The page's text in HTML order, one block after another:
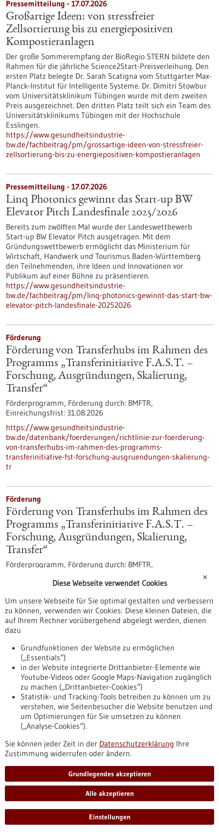
Pressemitteilung - 17.07.2026
Großartige Ideen: von stressfreier
Zellsortierung bis zu energiepositiven
Kompostieranlagen
Der große Sommerempfang der BioRegio STERN bildete den
Rahmen für die jährliche Science2Start-Preisverleihung. Den
ersten Platz belegte Dr. Sarah Scatigna vom Stuttgarter Max-
Planck-Institut für Intelligente Systeme. Dr. Dimitri Stowbur
vom Universitätsklinikum Tübingen wurde mit dem zweiten
Preis ausgezeichnet. Den dritten Platz teilt sich ein Team des
Universitätsklinikums Tübingen mit der Hochschule
Esslingen.
https://www.gesundheitsindustrie-
bw.de/fachbeitrag/pm/grossartige-ideen-von-stressfreier-
zellsortierung-bis-zu-energiepositiven-kompostieranlagen
Pressemitteilung - 17.07.2026
Linq Photonics gewinnt das Start-up BW
Elevator Pitch Landesfinale 2025/2026
Bereits zum zwölften Mal wurde der Landeswettbewerb
Start-up BW Elevator Pitch ausgetragen. Mit dem
Gründungswettbewerb ermöglicht das Ministerium für
Wirtschaft, Handwerk und Tourismus Baden-Württemberg
den Teilnehmenden, ihre Ideen und Innovationen vor
Publikum auf einer Bühne zu präsentieren.
https://www.gesundheitsindustrie-
bw.de/fachbeitrag/pm/linq-photonics-gewinnt-das-start-bw-
elevator-pitch-landesfinale-20252026
Förderung
Förderung von Transferhubs im Rahmen des
Programms „Transferinitiative F.A.S.T. –
Forschung, Ausgründungen, Skalierung,
Transfer“
Förderprogramm, Förderung durch: BMFTR,
Einreichungsfrist: 31.08.2026
https://www.gesundheitsindustrie-
bw.de/datenbank/foerderungen/richtlinie-zur-foerderung-
von-transferhubs-im-rahmen-des-programms-
transferinitiative-fst-forschung-ausgruendungen-skalierung-
tr
Förderung
Förderung von Transferhubs im Rahmen des
Programms „Transferinitiative F.A.S.T. –
Forschung, Ausgründungen, Skalierung,
Transfer“
Förderprogramm, Förderung durch: BMFTR,
https://www.bio-
pro.de/datenbanken/foerderungen/foerderung-von-
transferhubs-im-rahmen-des-programms-transferinitiative-
fst-forschung-ausgruendungen-skalierung-transfer
Förderung
Beratungsgutscheine Gesundheitswirtschaft
Asien
Förderprogramm,Förderung durch:Bundesministerium für
Wirtschaft und Energie
https://www.gesundheitsindustrie-
bw.de/datenbank/foerderungen/beratungsgutscheine-
Förderung
Beratungsgutscheine Gesundheitswirtschaft
Förderprogramm,Förderung durch:Bundesministerium für
✕
Diese Webseite verwendet Cookies
Um unsere Webseite für Sie optimal gestalten und verbessern
zu können, verwenden wir Cookies: Diese kleinen Dateien, die
auf Ihrem Rechner vorübergehend abgelegt werden, dienen
dazu
Grundfunktionen der Website zu ermöglichen
(„Essentials“)
in der Website integrierte Drittanbieter-Elemente wie
Youtube-Videos oder Google Maps-Navigation zugänglich
zu machen („Drittanbieter-Cookies“)
Statistik- und Tracking-Tools betreiben zu können um zu
verstehen, wie Seitenbesucher die Website benutzen und
um Optimierungen für Sie umsetzen zu können
(„Analyse-Cookies“).
Sie können jeder Zeit in der Datenschutzerklärung Ihre
Zustimmung widerrufen oder ändern.
Grundlegendes akzeptieren
Alle akzeptieren
Einstellungen